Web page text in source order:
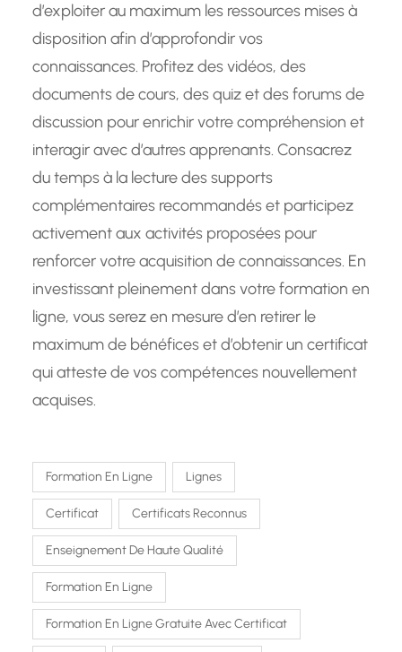
d’exploiter au maximum les ressources mises à
disposition afin d’approfondir vos
connaissances. Profitez des vidéos, des
documents de cours, des quiz et des forums de
discussion pour enrichir votre compréhension et
interagir avec d’autres apprenants. Consacrez
du temps à la lecture des supports
complémentaires recommandés et participez
activement aux activités proposées pour
renforcer votre acquisition de connaissances. En
investissant pleinement dans votre formation en
ligne, vous serez en mesure d’en retirer le
maximum de bénéfices et d’obtenir un certificat
qui atteste de vos compétences nouvellement
acquises.
Formation En Ligne Lignes
Certificat Certificats Reconnus
Enseignement De Haute Qualité
Formation En Ligne
Formation En Ligne Gratuite Avec Certificat